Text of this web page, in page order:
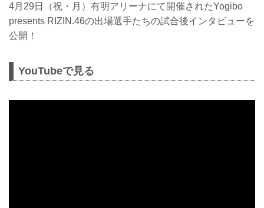
4月29日（祝・月）有明アリーナにて開催されたYogibo
presents RIZIN.46の出場選手たちの試合後インタビューを
公開！
YouTubeで見る